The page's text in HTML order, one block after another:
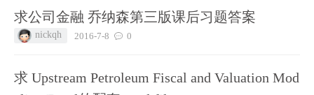
求公司金融 乔纳森第三版课后习题答案
nickqh 2016-7-8 0
求 Upstream Petroleum Fiscal and Valuation Mod